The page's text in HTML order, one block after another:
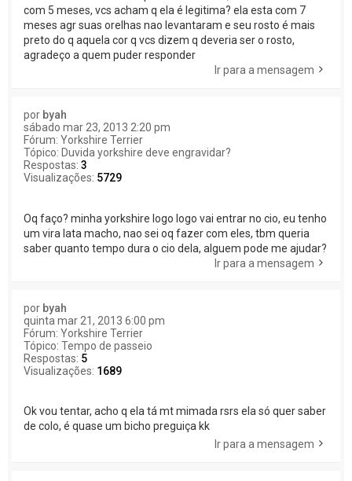
com 5 meses, vcs acham q ela é legitima? ela esta com 7
meses agr suas orelhas nao levantaram e seu rosto é mais
preto do q aquela cor q vcs dizem q deveria ser o rosto,
agradeço a quem puder responder
Ir para a mensagem
por byah
sábado mar 23, 2013 2:20 pm
Fórum: Yorkshire Terrier
Tópico: Duvida yorkshire deve engravidar?
Respostas: 3
Visualizações: 5729
Oq faço? minha yorkshire logo logo vai entrar no cio, eu tenho
um vira lata macho, nao sei oq fazer com eles, tbm queria
saber quanto tempo dura o cio dela, alguem pode me ajudar?
Ir para a mensagem
por byah
quinta mar 21, 2013 6:00 pm
Fórum: Yorkshire Terrier
Tópico: Tempo de passeio
Respostas: 5
Visualizações: 1689
Ok vou tentar, acho q ela tá mt mimada rsrs ela só quer saber
de colo, é quase um bicho preguiça kk
Ir para a mensagem